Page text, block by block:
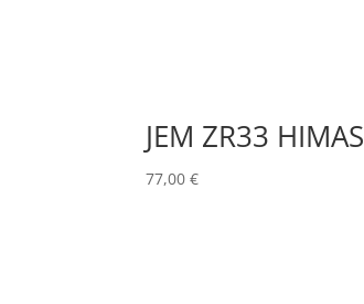
JEM ZR33 HIMAS
77,00 €